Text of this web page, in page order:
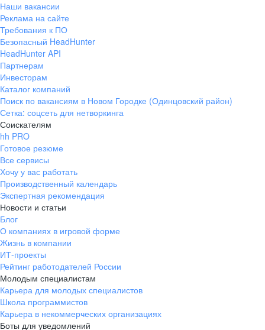
+7 343 226-79-99
pr@ural.hh.ru
ул. Янковского, д. 169, 7 этаж,
706 каб.
+7 861 205-55-57
pr@krd.hh.ru
Владивосток
пер. Ланинский д. 4, офис 3.4
+7 423 202-33-28
pr@dv.hh.ru
Новосибирск
ул. Большевистская, д. 35,
помещение 21
+7 383 207-94-64
pr@nsk.hh.ru
Минск
Наши вакансии
Реклама на сайте
Требования к ПО
Безопасный HeadHunter
HeadHunter API
Партнерам
Инвесторам
Каталог компаний
Поиск по вакансиям в Новом Городке (Одинцовский район)
Сетка: соцсеть для нетворкинга
Соискателям
hh PRO
Готовое резюме
Все сервисы
Хочу у вас работать
Производственный календарь
Экспертная рекомендация
Новости и статьи
Блог
О компаниях в игровой форме
Жизнь в компании
ИТ-проекты
Рейтинг работодателей России
Молодым специалистам
Карьера для молодых специалистов
Школа программистов
Карьера в некоммерческих организациях
Боты для уведомлений